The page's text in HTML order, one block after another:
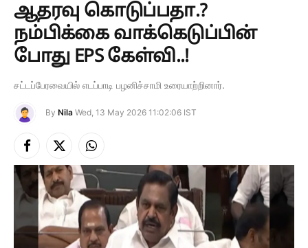
ஆதரவு கொடுப்பதா.?
நம்பிக்கை வாக்கெடுப்பின்
போது EPS கேள்வி..!
சட்டப்பேரவையில் எடப்பாடி பழனிச்சாமி உரையாற்றினார்.
By Nila Wed, 13 May 2026 11:02:06 IST
Facebook
X
(Twitter)
Instagram